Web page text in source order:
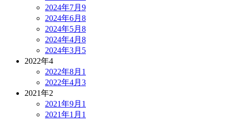
2024年7月 9
2024年6月 8
2024年5月 8
2024年4月 8
2024年3月 5
2022年4
2022年8月 1
2022年4月 3
2021年2
2021年9月 1
2021年1月 1